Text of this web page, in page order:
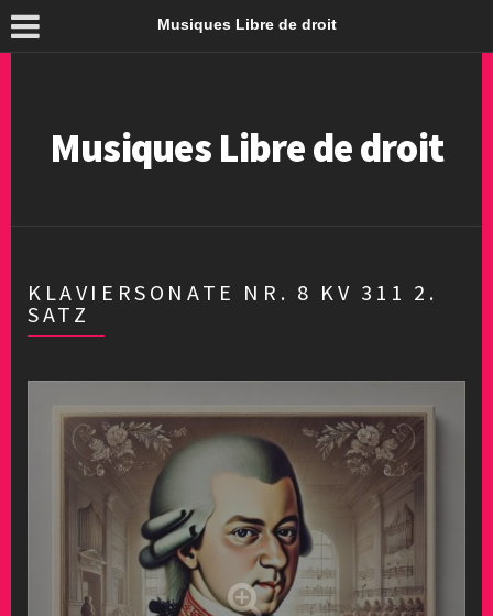
Musiques Libre de droit
Musiques Libre de droit
KLAVIERSONATE NR. 8 KV 311 2.
SATZ